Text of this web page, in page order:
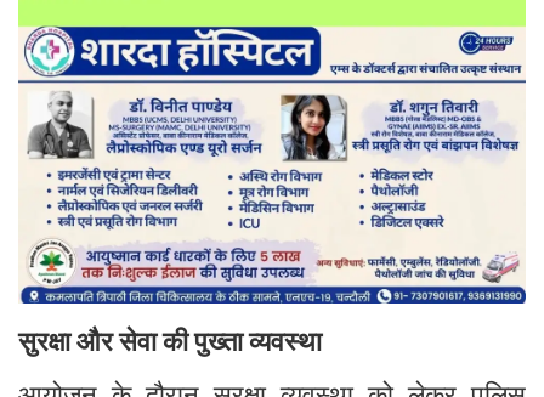
सुरक्षा और सेवा की पुख्ता व्यवस्था